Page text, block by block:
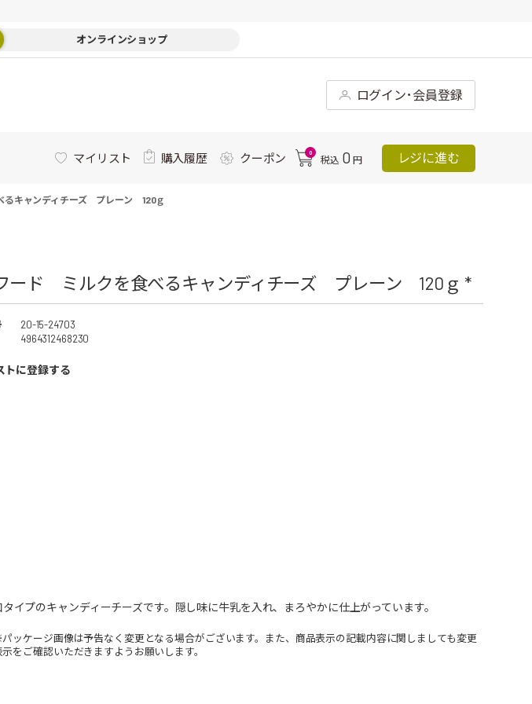
オンラインショップ
ログイン･会員登録
マイリスト 購入履歴 クーポン 0
税込 0 円 レジに進む
キャンディチーズ プレーン 120ｇ
ード ミルクを食べるキャンディチーズ プレーン 120ｇ *
20-15-24703
4964312468230
トに登録する
イプのキャンディーチーズです。隠し味に牛乳を入れ、まろやかに仕上がっています。
ケージ画像は予告なく変更となる場合がございます。また、商品表示の記載内容に関しましても変更
をご確認いただきますようお願いします。